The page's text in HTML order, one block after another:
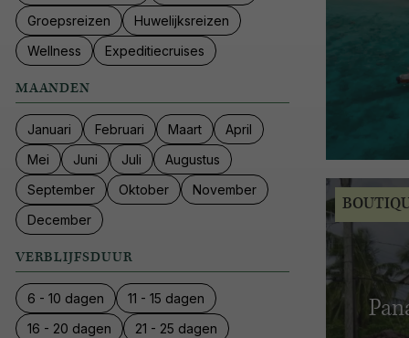
Groepsreizen
Huwelijksreizen
Wellness
Expeditiecruises
MAANDEN
Januari Februari Maart
April
Mei
Juni Juli
Augustus
September
Oktober
November
December
VERBLIJFSDUUR
6 - 10 dagen
11 - 15 dagen
16 - 20 dagen
21 - 25 dagen